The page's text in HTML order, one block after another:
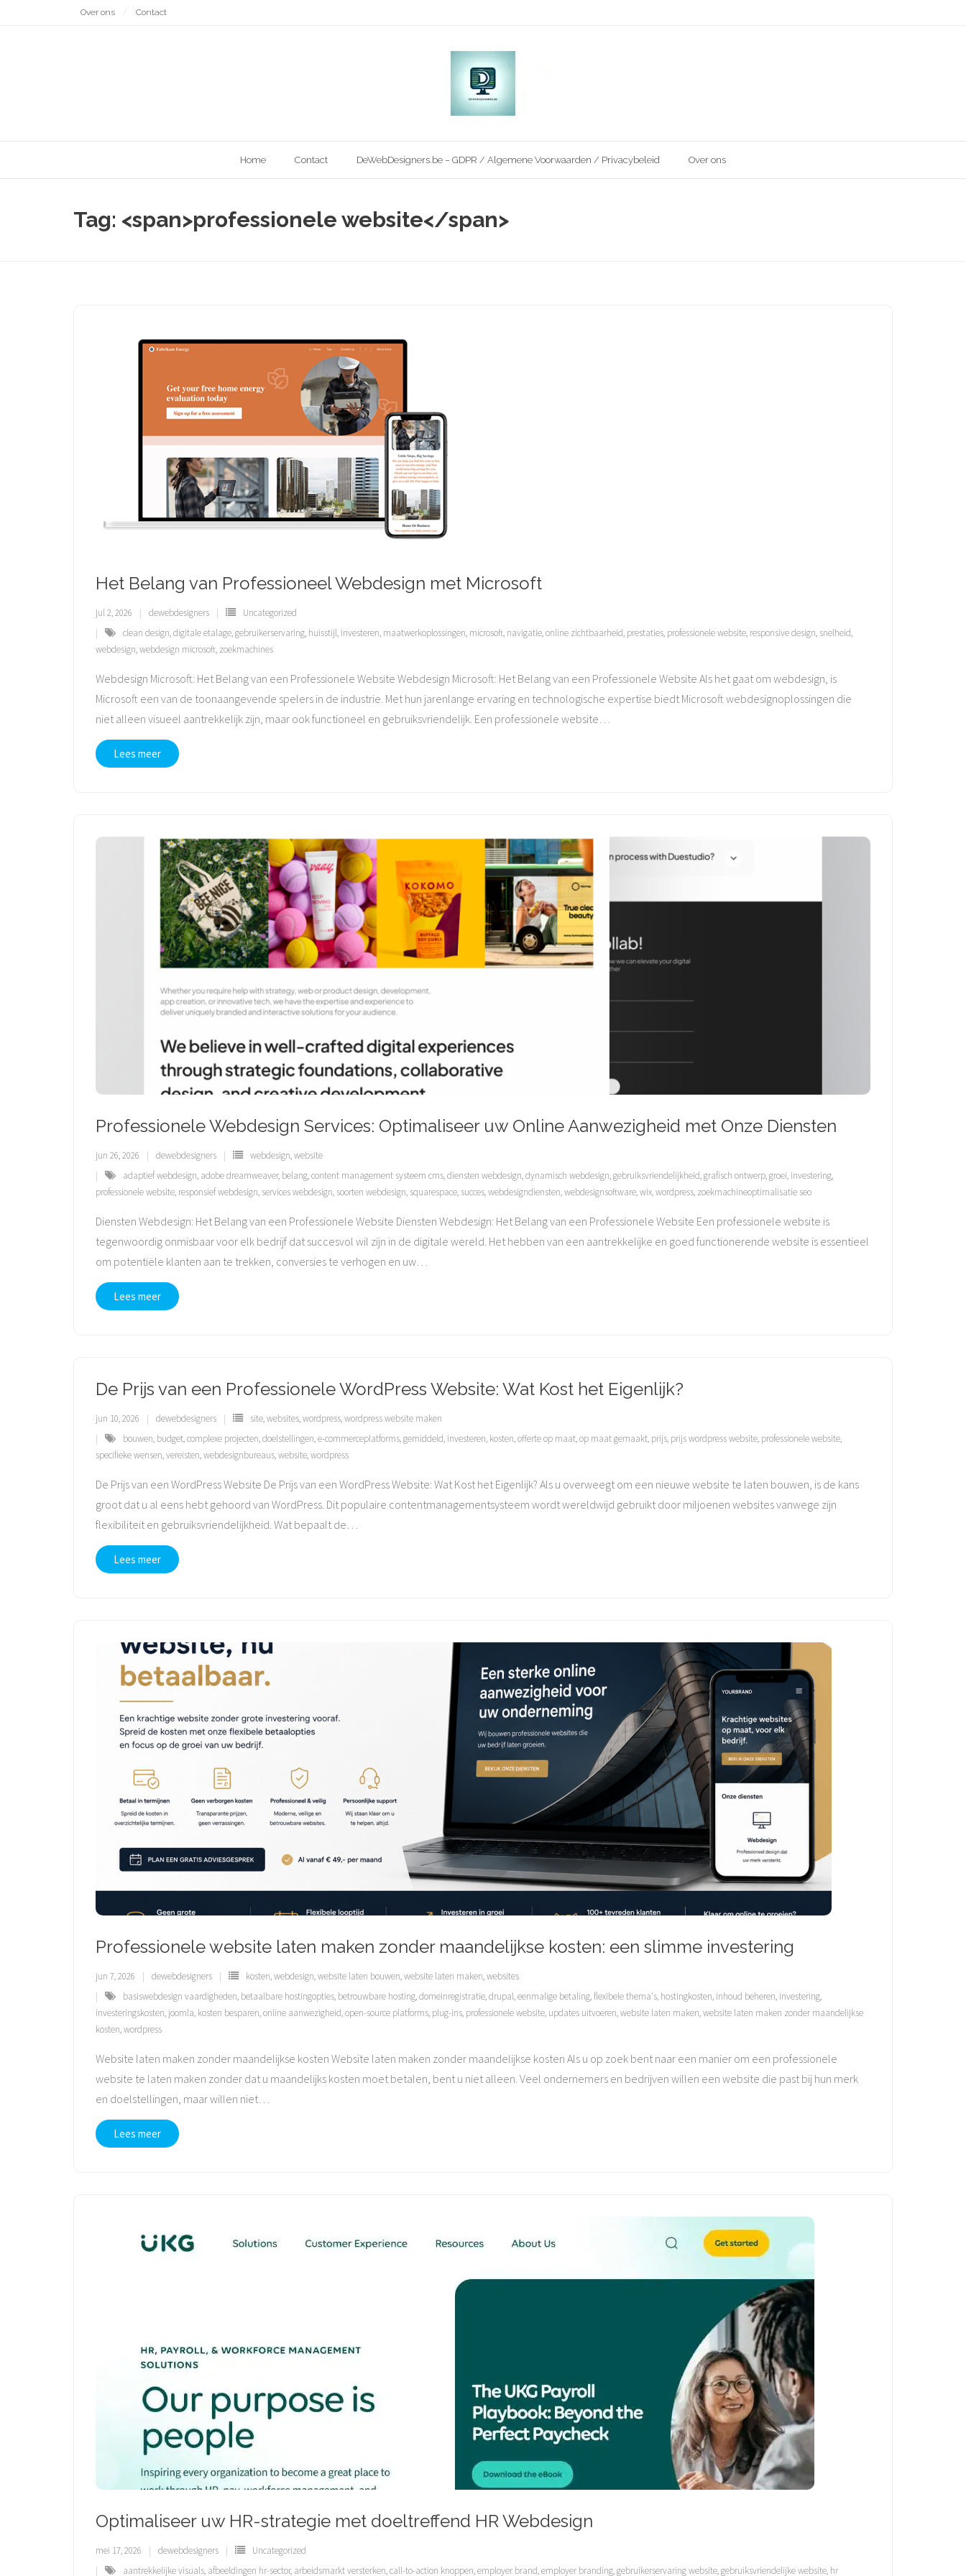
Over ons Contact
Home Contact DeWebDesigners.be – GDPR / Algemene Voorwaarden / Privacybeleid Over ons
Tag: <span>professionele website</span>
Het Belang van Professioneel Webdesign met Microsoft
jul 2, 2026 dewebdesigners
Uncategorized
clean design,digitale etalage,gebruikerservaring, huisstijl, investeren, maatwerkoplossingen, microsoft, navigatie,online zichtbaarheid, prestaties, professionele website, responsive design, snelheid,
webdesign,webdesign microsoft, zoekmachines
Webdesign Microsoft: Het Belang van een Professionele Website Webdesign Microsoft: Het Belang van een Professionele Website Als het gaat om webdesign, is
Microsoft een van de toonaangevende spelers in de industrie. Met hun jarenlange ervaring en technologische expertise biedt Microsoft webdesignoplossingen die
niet alleen visueel aantrekkelijk zijn, maar ook functioneel en gebruiksvriendelijk. Een professionele website…
Lees meer
Professionele Webdesign Services: Optimaliseer uw Online Aanwezigheid met Onze Diensten
jun 26, 2026 dewebdesigners webdesign,website
adaptief webdesign, adobe dreamweaver, belang,content management systeem cms,diensten webdesign,dynamisch webdesign,gebruiksvriendelijkheid,grafisch ontwerp,groei, investering,
professionele website, responsief webdesign, services webdesign, soorten webdesign, squarespace, succes,webdesigndiensten,webdesignsoftware,wix,wordpress, zoekmachineoptimalisatie seo
Diensten Webdesign: Het Belang van een Professionele Website Diensten Webdesign: Het Belang van een Professionele Website Een professionele website is
tegenwoordig onmisbaar voor elk bedrijf dat succesvol wil zijn in de digitale wereld. Het hebben van een aantrekkelijke en goed functionerende website is essentieel
om potentiële klanten aan te trekken, conversies te verhogen en uw…
Lees meer
De Prijs van een Professionele WordPress Website: Wat Kost het Eigenlijk?
jun 10, 2026 dewebdesigners site,websites,wordpress,wordpress website maken
bouwen, budget,complexe projecten,doelstellingen,e-commerceplatforms,gemiddeld, investeren, kosten,offerte op maat,op maat gemaakt, prijs, prijs wordpress website, professionele website,
specifieke wensen,vereisten,webdesignbureaus,website,wordpress
De Prijs van een WordPress Website De Prijs van een WordPress Website: Wat Kost het Eigenlijk? Als u overweegt om een nieuwe website te laten bouwen, is de kans
groot dat u al eens hebt gehoord van WordPress. Dit populaire contentmanagementsysteem wordt wereldwijd gebruikt door miljoenen websites vanwege zijn
flexibiliteit en gebruiksvriendelijkheid. Wat bepaalt de…
Lees meer
Professionele website laten maken zonder maandelijkse kosten: een slimme investering
jun 7, 2026 dewebdesigners kosten,webdesign,website laten bouwen,website laten maken,websites
basiswebdesign vaardigheden, betaalbare hostingopties, betrouwbare hosting,domeinregistratie,drupal,eenmalige betaling,flexibele thema's, hostingkosten, inhoud beheren, investering,
investeringskosten, joomla, kosten besparen,online aanwezigheid,open-source platforms, plug-ins, professionele website, updates uitvoeren,website laten maken,website laten maken zonder maandelijkse
kosten,wordpress
Website laten maken zonder maandelijkse kosten Website laten maken zonder maandelijkse kosten Als u op zoek bent naar een manier om een professionele
website te laten maken zonder dat u maandelijks kosten moet betalen, bent u niet alleen. Veel ondernemers en bedrijven willen een website die past bij hun merk
en doelstellingen, maar willen niet…
Lees meer
Optimaliseer uw HR-strategie met doeltreffend HR Webdesign
mei 17, 2026 dewebdesigners
Uncategorized
aantrekkelijke visuals, afbeeldingen hr-sector, arbeidsmarkt versterken,call-to-action knoppen,employer brand,employer branding,gebruikerservaring website,gebruiksvriendelijke website, hr